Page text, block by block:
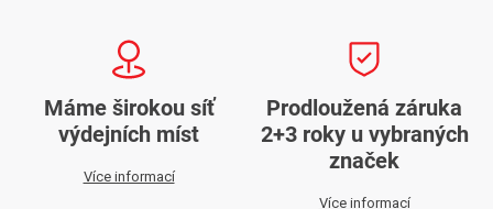
Máme širokou síť
výdejních míst
Více informací
Prodloužená záruka
2+3 roky u vybraných
značek
Více informací